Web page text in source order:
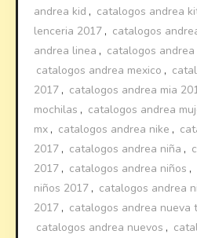
andrea kid , catalogos andrea
lenceria 2017 , catalogos
andrea linea , catalogos
catalogos andrea mexico ,
2017 , catalogos andrea mia
mochilas , catalogos andrea
mx , catalogos andrea nike ,
2017 , catalogos andrea niña ,
2017 , catalogos andrea niños ,
niños 2017 , catalogos andrea
2017 , catalogos andrea nueva
catalogos andrea nuevos ,